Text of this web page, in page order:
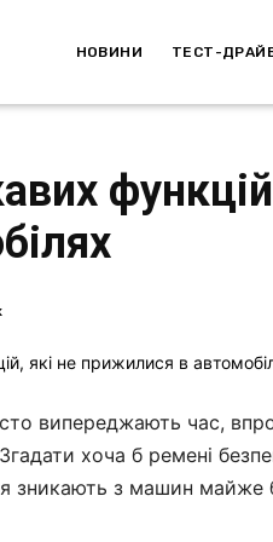
НОВИНИ ТЕСТ-
випереджають час,
хоча б ремені
зникають з машин майже